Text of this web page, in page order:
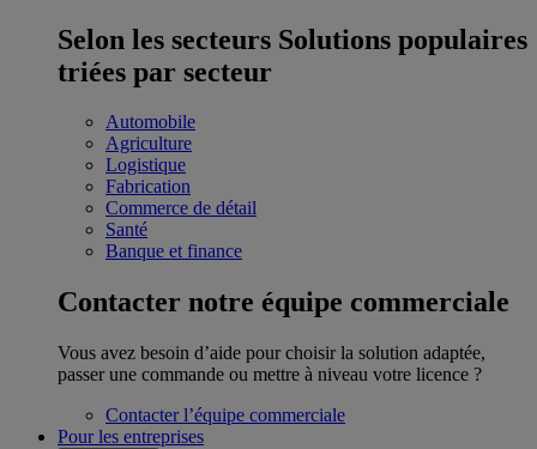
Selon les secteurs Solutions populaires
triées par secteur
Automobile
Agriculture
Logistique
Fabrication
Commerce de détail
Santé
Banque et finance
Contacter notre équipe commerciale
Vous avez besoin d’aide pour choisir la solution adaptée,
passer une commande ou mettre à niveau votre licence ?
Contacter l’équipe commerciale
Pour les entreprises